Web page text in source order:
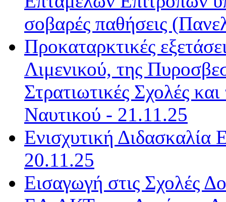
σοβαρές παθήσεις
Προκαταρκτικές
Λιμενικού, της
Στρατιωτικές Σχολές
Ναυτικού - 21.11.25
Ενισχυτική
20.11.25
Εισαγωγή στις Σχολές